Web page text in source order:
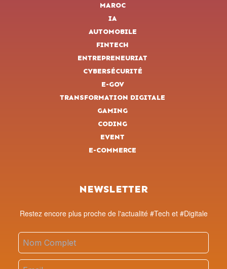
MAROC
IA
AUTOMOBILE
FINTECH
ENTREPRENEURIAT
CYBERSÉCURITÉ
E-GOV
TRANSFORMATION DIGITALE
GAMING
CODING
EVENT
E-COMMERCE
NEWSLETTER
Restez encore plus proche de l'actualité #Tech et #Digitale